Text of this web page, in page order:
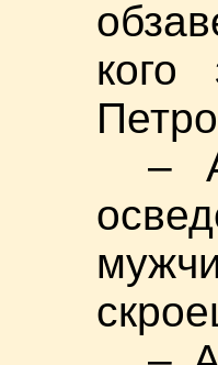
–